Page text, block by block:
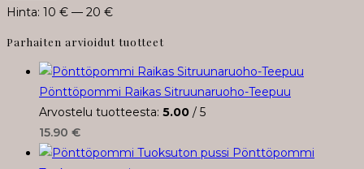
Hinta: 10 € — 20 €
Parhaiten arvioidut tuotteet
Pönttöpommi Raikas Sitruunaruoho-Teepuu
Arvostelu tuotteesta: 5.00 / 5
15.90 €
Pönttöpommi